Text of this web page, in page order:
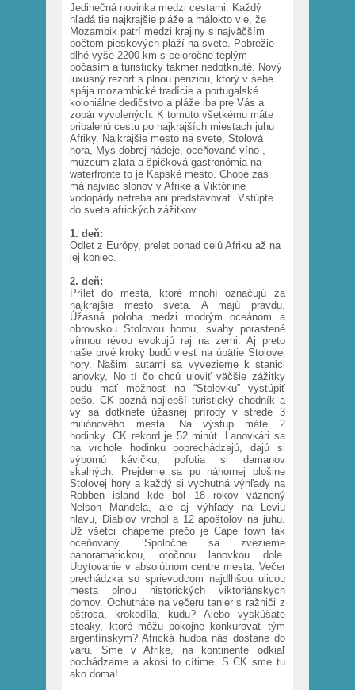
Jedinečná novinka medzi cestami. Každý
hľadá tie najkrajšie pláže a málokto vie, že
Mozambik patrí medzi krajiny s najväčším
počtom pieskových pláží na svete. Pobrežie
dlhé vyše 2200 km s celoročne teplým
počasím a turisticky takmer nedotknuté. Nový
luxusný rezort s plnou penziou, ktorý v sebe
spája mozambické tradície a portugalské
koloniálne dedičstvo a pláže iba pre Vás a
zopár vyvolených. K tomuto všetkému máte
pribalenú cestu po najkrajších miestach juhu
Afriky. Najkrajšie mesto na svete, Stolová
hora, Mys dobrej nádeje, oceňované víno ,
múzeum zlata a špičková gastronómia na
waterfronte to je Kapské mesto. Chobe zas
má najviac slonov v Afrike a Viktóriine
vodopády netreba ani predstavovať. Vstúpte
do sveta afrických zážitkov.
1. deň:
Odlet z Európy, prelet ponad celú Afriku až na
jej koniec.
2. deň:
Prílet do mesta, ktoré mnohí označujú za
najkrajšie mesto sveta. A majú pravdu.
Úžasná poloha medzi modrým oceánom a
obrovskou Stolovou horou, svahy porastené
vínnou révou evokujú raj na zemi. Aj preto
naše prvé kroky budú viesť na úpätie Stolovej
hory. Našimi autami sa vyvezieme k stanici
lanovky, No tí čo chcú uloviť väčšie zážitky
budú mať možnosť na “Stolovku” vystúpiť
pešo. CK pozná najlepší turistický chodník a
vy sa dotknete úžasnej prírody v strede 3
miliónového mesta. Na výstup máte 2
hodinky. CK rekord je 52 minút. Lanovkári sa
na vrchole hodinku poprechádzajú, dajú si
výbornú kávičku, pofotia si damanov
skalných. Prejdeme sa po náhornej plošine
Stolovej hory a každý si vychutná výhľady na
Robben island kde bol 18 rokov väznený
Nelson Mandela, ale aj výhľady na Leviu
hlavu, Diablov vrchol a 12 apoštolov na juhu.
Už všetci chápeme prečo je Cape town tak
oceňovaný. Spoločne sa zvezieme
panoramatickou, otočnou lanovkou dole.
Ubytovanie v absolútnom centre mesta. Večer
prechádzka so sprievodcom najdlhšou ulicou
mesta plnou historických viktoriánskych
domov. Ochutnáte na večeru tanier s ražniči z
pštrosa, krokodíla, kudu? Alebo vyskúšate
steaky, ktoré môžu pokojne konkurovať tým
argentínskym? Africká hudba nás dostane do
varu. Sme v Afrike, na kontinente odkiaľ
pochádzame a akosi to cítime. S CK sme tu
ako doma!